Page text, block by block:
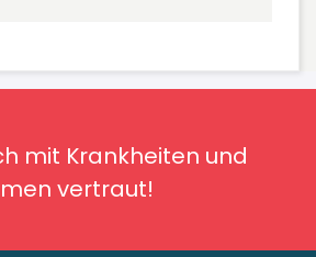
mit Krankheiten und
vertraut!